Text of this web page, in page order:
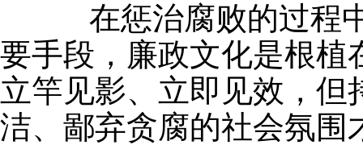
在惩治腐败的过程中
要手段，廉政文化是根植
立竿见影、立即见效，
洁、鄙弃贪腐的社会氛围